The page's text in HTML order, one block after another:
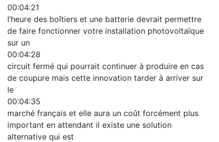
00:04:21
l’heure des boîtiers et une batterie devrait permettre
de faire fonctionner votre installation photovoltaïque
sur un
00:04:28
circuit fermé qui pourrait continuer à produire en cas
de coupure mais cette innovation tarder à arriver sur
le
00:04:35
marché français et elle aura un coût forcément plus
important en attendant il existe une solution
alternative qui est